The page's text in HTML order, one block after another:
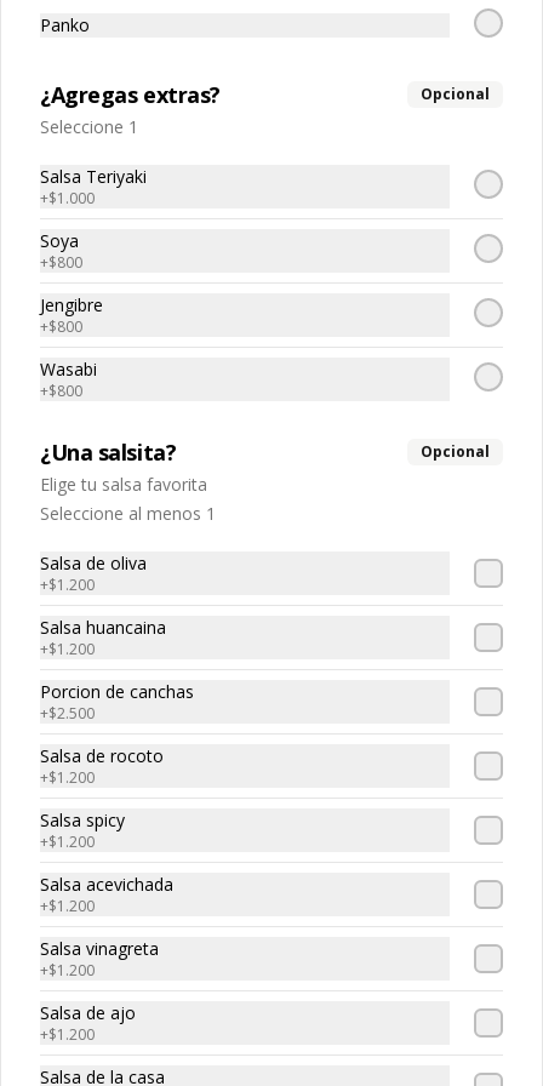
$5.040
Tempura sake
cebollin
$5.040
Tako spicy 🌶️
Pulpo, spicy, palta
$5.670
Maguro roll
Atun, palta, queso
$5.320$7.600
Edo roll
Camaron, salmon, queso crema
$5.530$7.900
-30%
Smoked roll
Salmon ahumado, queso cream,
cebollin
Panko
¿Agregas extras? Opcional
Seleccione 1
Salsa Teriyaki
+$1.000
Soya
+$800
Jengibre
+$800
Wasabi
+$800
¿Una salsita? Opcional
Elige tu salsa favorita
Seleccione al menos 1
Salsa de oliva
+$1.200
Salsa huancaina
+$1.200
Porcion de canchas
+$2.500
Salsa de rocoto
+$1.200
Salsa spicy
+$1.200
Salsa acevichada
+$1.200
Salsa vinagreta
+$1.200
Salsa de ajo
+$1.200
Salsa de la casa